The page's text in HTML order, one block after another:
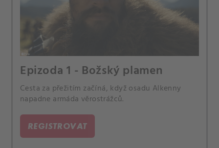
Epizoda 1 - Božský plamen
Cesta za přežitím začíná, když osadu Alkenny
napadne armáda věrostrážců.
REGISTROVAT